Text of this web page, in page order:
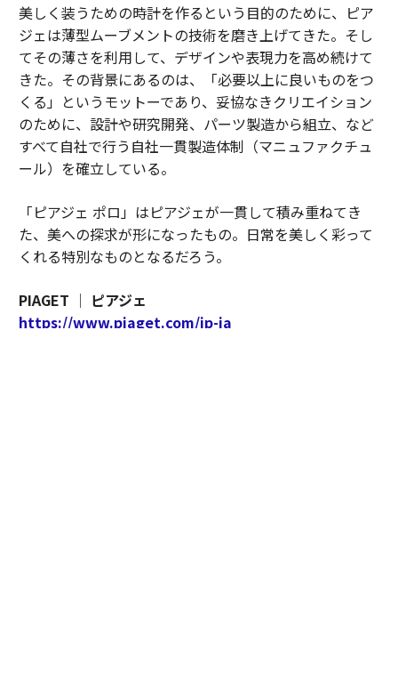
美しく装うための時計を作るという目的のために、ピア
ジェは薄型ムーブメントの技術を磨き上げてきた。そし
てその薄さを利用して、デザインや表現力を高め続けて
きた。その背景にあるのは、「必要以上に良いものをつ
くる」というモットーであり、妥協なきクリエイション
のために、設計や研究開発、パーツ製造から組立、など
すべて自社で行う自社一貫製造体制（マニュファクチュ
ール）を確立している。
「ピアジェ ポロ」はピアジェが一貫して積み重ねてき
た、美への探求が形になったもの。日常を美しく彩って
くれる特別なものとなるだろう。
PIAGET │ ピアジェ
https://www.piaget.com/jp-ja